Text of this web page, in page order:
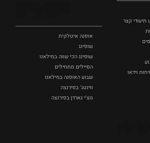
תיעודי קצר
וידאו
אופנה איטלקית
שופינג
שופינג הכי שווה במילאנו
הסיילים מתחילים
שבוע האופנה במילאנו
ווינטג' בפירנצה
גוצ'י גארדן בפירנצה